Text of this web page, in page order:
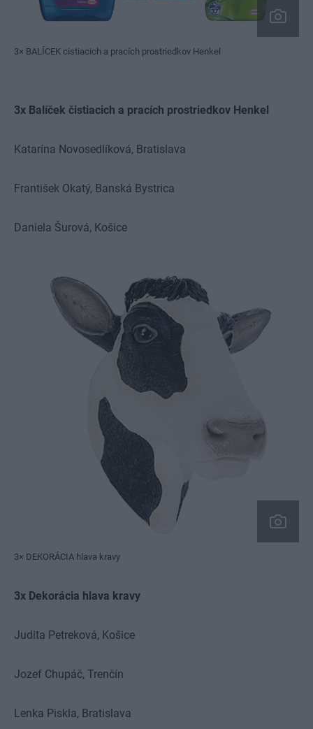
3× BALÍCEK cistiacich a pracích prostriedkov Henkel
3x Balíček čistiacich a pracích prostriedkov Henkel
Katarína Novosedlíková, Bratislava
František Okatý, Banská Bystrica
Daniela Šurová, Košice
3× DEKORÁCIA hlava kravy
3x Dekorácia hlava kravy
Judita Petreková, Košice
Jozef Chupáč, Trenčín
Lenka Piskla, Bratislava